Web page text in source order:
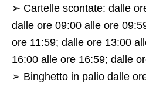
➢ Cartelle scontate: dalle
dalle ore 09:00 alle ore
ore 11:59; dalle ore 13:00
16:00 alle ore 16:59; dalle
➢ Binghetto in palio dalle